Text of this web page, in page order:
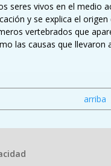
seres vivos en el medio
y se explica el
vertebrados que
las causas que llevaron
arriba